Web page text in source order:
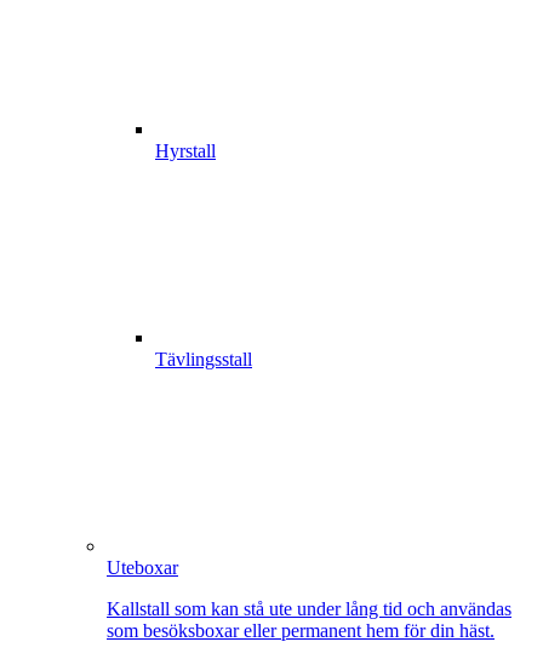
Hyrstall
Tävlingsstall
Uteboxar
Kallstall som kan stå ute under lång tid och användas
som besöksboxar eller permanent hem för din häst.